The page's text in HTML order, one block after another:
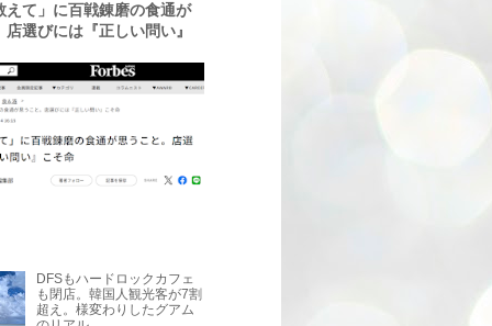
えて」に百戦錬磨の食通が
選びには『正しい問い』
DFSもハードロックカフェ
も閉店。韓国人観光客が7割
超え。様変わりしたグアム